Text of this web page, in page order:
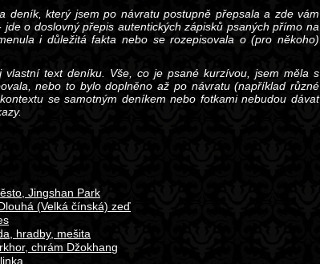
deník, který jsem po návratu postupně přepsala a zde vám
o doslovný přepis autentických zápisků psaných přímo na
i důležitá fakta nebo se rozepisovala o (pro někoho)
text deníku. Vše, co je psané kurzívou, jsem měla s
nebo to bylo doplněno až po návratu (například různé
se samotným deníkem nebo fotkami nebudou dávat
Jingshan Park
(Velká čínská) zeď
hradby, mešita
chrám Džokhang